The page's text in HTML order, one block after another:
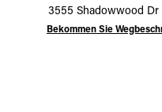
3555 Shadowwood Dr
Bekommen Sie